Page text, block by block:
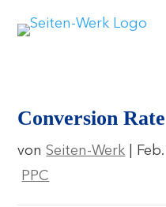
Conversion Rate
vonSeiten-Werk
PPC